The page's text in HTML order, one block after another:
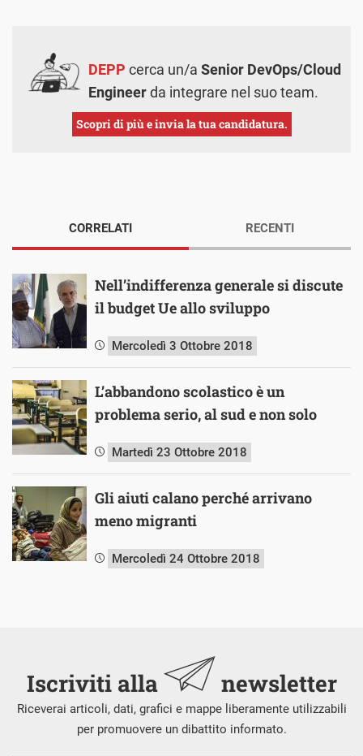
DEPP cerca un/a Senior DevOps/Cloud
Engineerda integrare nel suo team.
Scopri di più e invia la tua candidatura.
CORRELATI
Nell’indifferenza generale si discute
il budget Ue allo sviluppo
Mercoledì 3 Ottobre 2018
L’abbandono scolastico è un
problema serio, al sud e non solo
Martedì 23 Ottobre 2018
Gli aiuti calano perché arrivano
meno migranti
Mercoledì 24 Ottobre 2018
RECENTI
Iscriviti alla newsletter
Riceverai articoli, dati, grafici e mappe liberamente utilizzabili
per promuovere un dibattito informato.